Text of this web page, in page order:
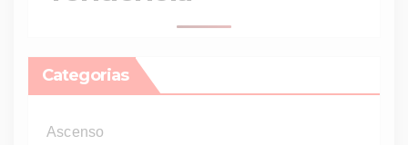
Categorias
Ascenso